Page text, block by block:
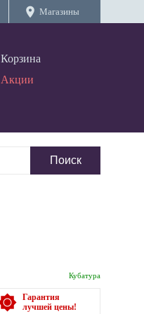
location_on Магазины
Корзина
Акции
Кубатура
Гарантия
лучшей цены!